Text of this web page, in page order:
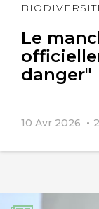
Le
danger"
10 Avr 2026 2
Lire